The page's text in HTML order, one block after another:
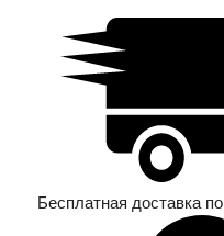
Бесплатная доставка по